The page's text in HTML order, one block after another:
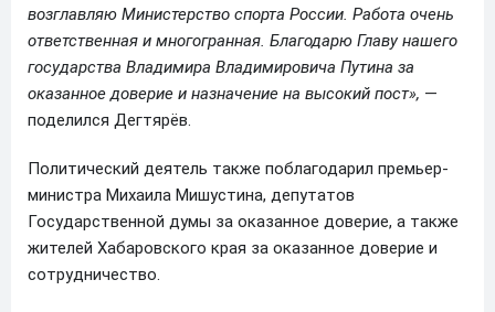
возглавляю Министерство спорта России. Работа очень
ответственная и многогранная. Благодарю Главу нашего
государства Владимира Владимировича Путина за
оказанное доверие и назначение на высокий пост», —
поделился Дегтярёв.
Политический деятель также поблагодарил премьер-
министра Михаила Мишустина, депутатов
Государственной думы за оказанное доверие, а также
жителей Хабаровского края за оказанное доверие и
сотрудничество.